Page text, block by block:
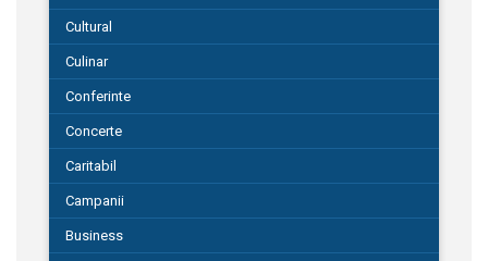
Cultural
Culinar
Conferinte
Concerte
Caritabil
Campanii
Business